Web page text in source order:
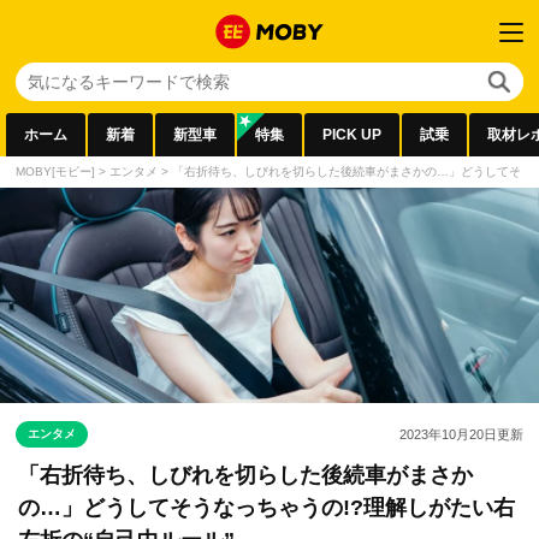
ホーム 新着 新型車 特集 PICK UP 試乗 取材レ
MOBY[モビー] > エンタメ > 「右折待ち、しびれを切らした後続車がまさかの…」どうしてそ
エンタメ 2023年10月20日更新
「右折待ち、しびれを切らした後続車がまさか
の…」どうしてそうなっちゃうの!?理解しがたい右